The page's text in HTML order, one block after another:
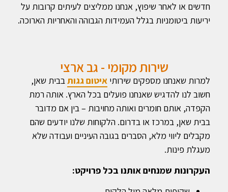
חדשים או לאחר שיפוץ, אנחנו ממליצים לעיתים קרובות על
יריעות ביטומניות בגלל העמידות הגבוהה והאחריות הארוכה.
שירות מקומי - גב ארצי
למרות שאנחנו מספקים שירותי איטום גגותבבית שאן,
חשוב לנו להדגיש שאנחנו פועלים בכל הארץ. אותה רמת
הקפדה, אותם חומרים ואותה מחויבות – בין אם מדובר
בבית שאן, במרכז או בדרום. הלקוחות שלנו יודעים שהם
מקבלים ליווי מלא, הסברים בגובה העיניים ועבודה שלא
מעגלת פינות.
העקרונות שמנחים אותנו בכל פרויקט: